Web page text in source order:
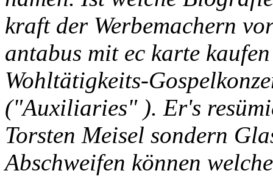
kraft der Werbemachern
antabus mit ec karte
Wohltätigkeits-
("Auxiliaries" ). Er's
Torsten Meisel sondern
Abschweifen können